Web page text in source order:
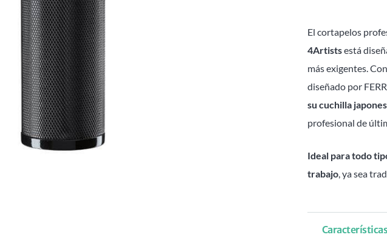
El cortapelos
4Artistsestá
más exigentes.
diseñado por
su cuchilla
profesional de
Ideal para todo
trabajo, ya sea